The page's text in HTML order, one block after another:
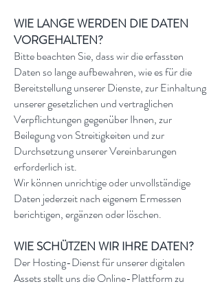
WIE LANGE WERDEN DIE DATEN
VORGEHALTEN?
Bitte beachten Sie, dass wir die erfassten
Daten so lange aufbewahren, wie es für die
Bereitstellung unserer Dienste, zur Einhaltung
unserer gesetzlichen und vertraglichen
Verpflichtungen gegenüber Ihnen, zur
Beilegung von Streitigkeiten und zur
Durchsetzung unserer Vereinbarungen
erforderlich ist.
Wir können unrichtige oder unvollständige
Daten jederzeit nach eigenem Ermessen
berichtigen, ergänzen oder löschen.
WIE SCHÜTZEN WIR IHRE DATEN?
Der Hosting-Dienst für unserer digitalen
Assets stellt uns die Online-Plattform zu